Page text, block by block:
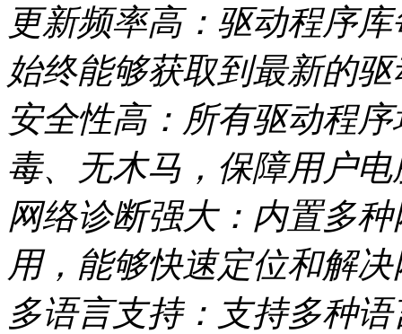
更新频率高：驱动程序
始终能够获取到最新的
安全性高：所有驱动程
毒、无木马，保障用户
网络诊断强大：内置多
用，能够快速定位和解
多语言支持：支持多种